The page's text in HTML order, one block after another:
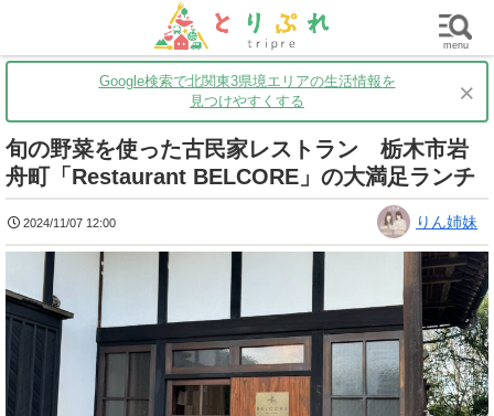
茨城 グルメ 買い物 子育て
Google検索で北関東3県境エリアの生活情報を
見つけやすくする
×
旬の野菜を使った古民家レストラン 栃木市岩
舟町「Restaurant BELCORE」の大満足ランチ
2024/11/07 12:00 りん姉妹
menu